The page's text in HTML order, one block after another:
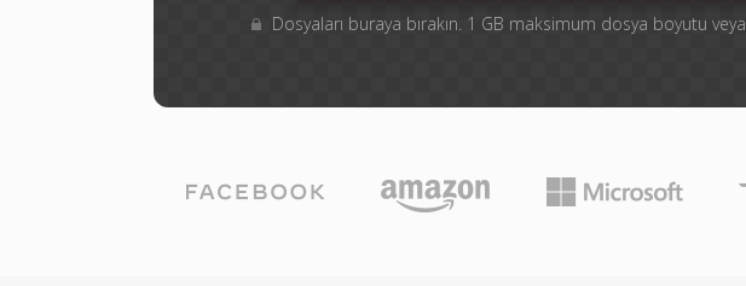
Dosyaları buraya bırakın. 1 GB maksimum dosya boyutu veya